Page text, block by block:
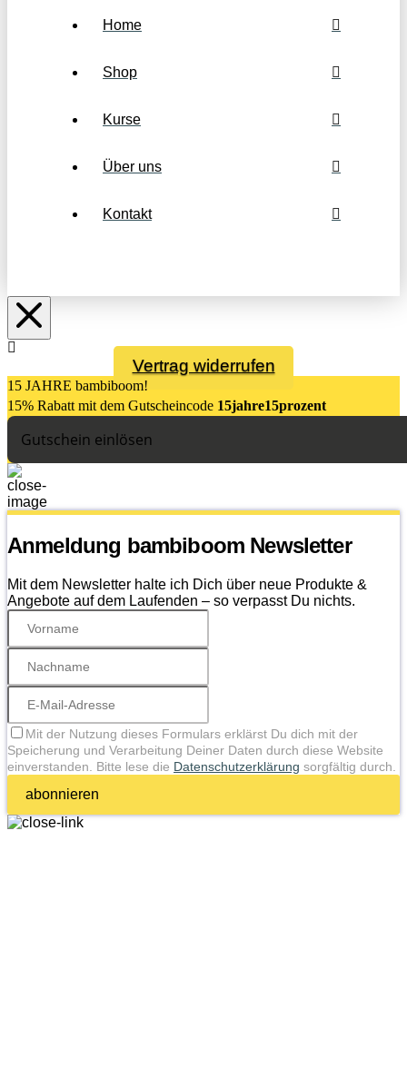
Home
Shop
Kurse
Über uns
Kontakt
Vertrag widerrufen
15 JAHRE bambiboom!
15% Rabatt mit dem Gutscheincode 15jahre15prozent
Gutschein einlösen
Anmeldung bambiboom Newsletter
Mit dem Newsletter halte ich Dich über neue Produkte &
Angebote auf dem Laufenden – so verpasst Du nichts.
Mit der Nutzung dieses Formulars erklärst Du dich mit der
Speicherung und Verarbeitung Deiner Daten durch diese Website
einverstanden. Bitte lese die Datenschutzerklärung sorgfältig durch.
abonnieren